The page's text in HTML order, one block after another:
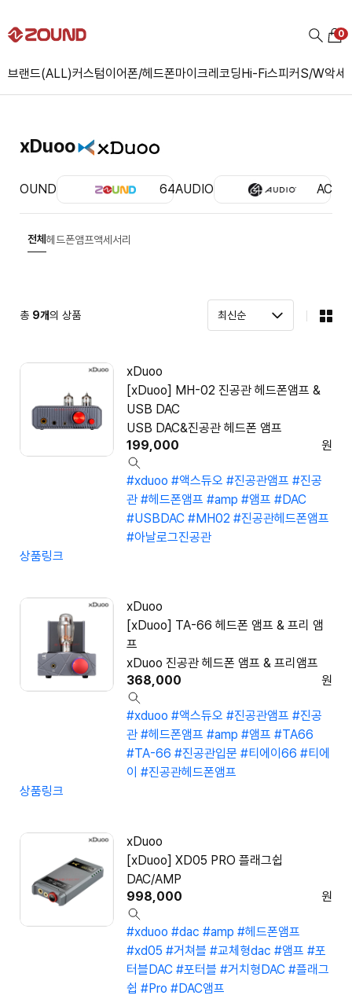
브랜드(ALL)커스텀이어폰/헤드폰마이크레코딩Hi-Fi스피커S/W악세
0
xDuoo
ZOUND 64AUDIO ACS
전체 헤드폰앰프액세서리
총 9개의 상품
xDuoo
[xDuoo] MH-02 진공관 헤드폰앰프 &
USB DAC
USB DAC&진공관 헤드폰 앰프
199,000
원
#xduoo #액스듀오 #진공관앰프 #진공
관 #헤드폰앰프 #amp #앰프 #DAC
#USBDAC #MH02 #진공관헤드폰앰프
#아날로그진공관
상품링크
xDuoo
[xDuoo] TA-66 헤드폰 앰프 & 프리 앰
프
xDuoo 진공관 헤드폰 앰프 & 프리앰프
368,000
원
#xduoo #액스듀오 #진공관앰프 #진공
관 #헤드폰앰프 #amp #앰프 #TA66
#TA-66 #진공관입문 #티에이66 #티에
이 #진공관헤드폰앰프
상품링크
xDuoo
[xDuoo] XD05 PRO 플래그쉽
DAC/AMP
998,000
원
#xduoo #dac #amp #헤드폰앰프
#xd05 #거쳐블 #교체형dac #앰프 #포
터블DAC #포터블 #거치형DAC #플래그
쉽 #Pro #DAC앰프